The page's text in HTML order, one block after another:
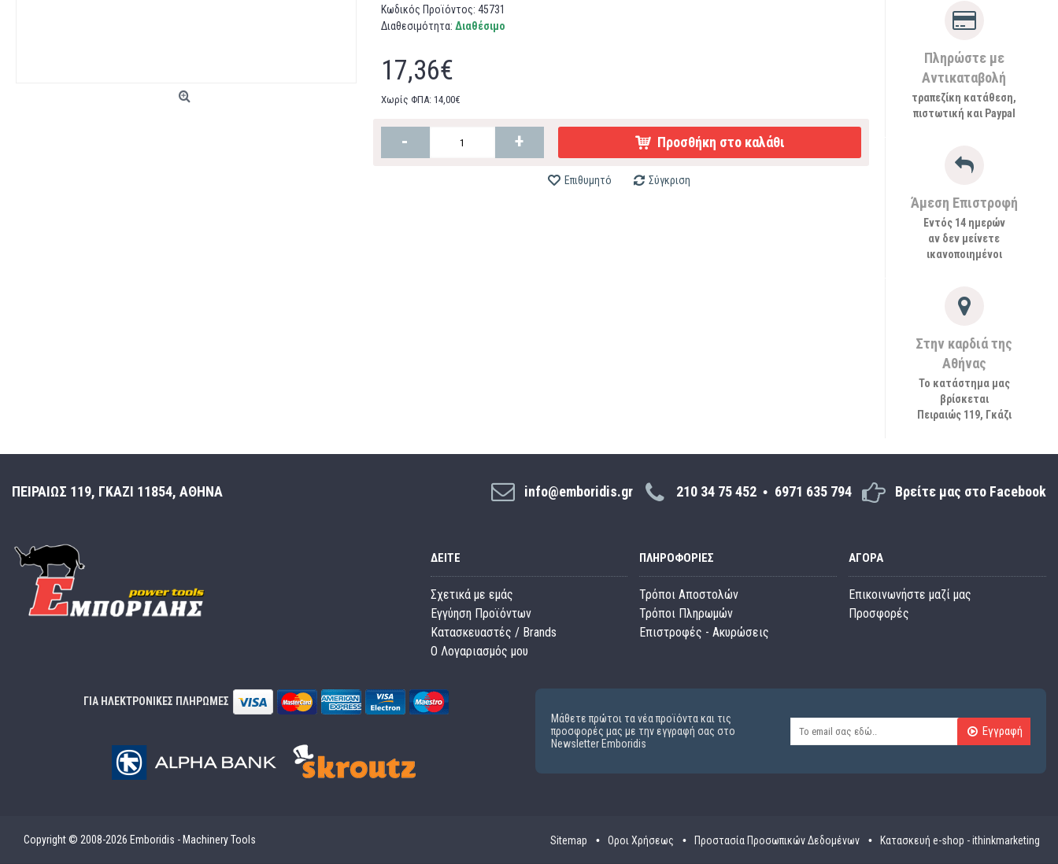
Πληρώστε με
Αντικαταβολή
τραπεζίκη κατάθεση,
πιστωτική και Paypal
Άμεση Επιστροφή
Εντός 14 ημερών
αν δεν μείνετε
ικανοποιημένοι
Στην καρδιά της
Αθήνας
Το κατάστημα μας
βρίσκεται
Πειραιώς 119, Γκάζι
Κωδικός Προϊόντος: 45731
Διαθεσιμότητα: Διαθέσιμο
17,36€
Χωρίς ΦΠΑ: 14,00€
- + Προσθήκη στο καλάθι
Επιθυμητό Σύγκριση
ΠΕΙΡΑΙΩΣ 119, ΓΚΑΖΙ 11854, ΑΘΗΝΑ info@emboridis.gr 210 34 75 452 6971 635 794 Βρείτε μας στο Facebook
ΔΕΊΤΕ
Σχετικά με εμάς
Εγγύηση Προϊόντων
Κατασκευαστές / Brands
O Λογαριασμός μου
ΠΛΗΡΟΦΟΡΊΕΣ
Τρόποι Αποστολών
Τρόποι Πληρωμών
Επιστροφές - Ακυρώσεις
ΑΓΟΡΆ
Επικοινωνήστε μαζί μας
Προσφορές
ΓΙΑ ΗΛΕΚΤΡΟΝΙΚΕΣ ΠΛΗΡΩΜΕΣ
Μάθετε πρώτοι τα νέα προϊόντα και τις
προσφορές μας με την εγγραφή σας στο
Newsletter Emboridis
Εγγραφή
Copyright © 2008-2026 Emboridis - Machinery Tools Sitemap Οροι Χρήσεως Προστασία Προσωπικών Δεδομένων Κατασκευή e-shop - ithinkmarketing